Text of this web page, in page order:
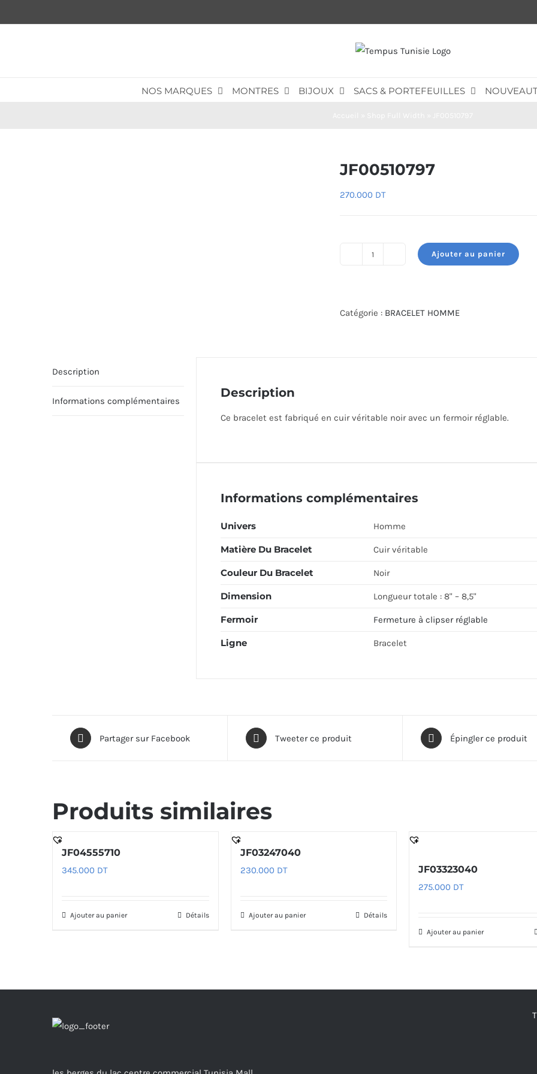
au
NOS MARQUES MONTRES BIJOUX SACS & PORTEFEUILLES
JF00510797
270.000 DT
Ajouter au panier
Catégorie : BRACELET HOMME
Description
Informations complémentaires
Description
Ce bracelet est fabriqué en cuir véritable noir avec un fermoir réglable.
Informations complémentaires
Univers Homme
Matière Du Bracelet Cuir véritable
Couleur Du Bracelet Noir
Dimension Longueur totale : 8" – 8,5"
Fermoir Fermeture à clipser réglable
Ligne Bracelet
Partager sur Facebook Tweeter ce produit Épingler ce produit
Produits similaires
JF04555710
345.000 DT
Ajouter au panier Détails
JF03247040
230.000 DT
Ajouter au panier Détails
JF03323040
275.000 DT
Ajouter au panier